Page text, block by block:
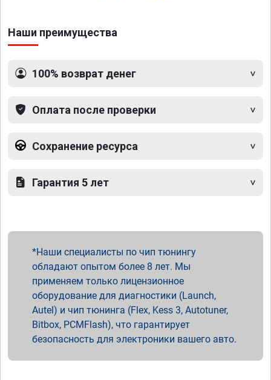
Наши преимущества
100% возврат денег
Оплата после проверки
Сохранение ресурса
Гарантия 5 лет
Наши специалисты по чип тюнингу
обладают опытом более 8 лет. Мы
применяем только лицензионное
оборудование для диагностики (Launch,
Autel) и чип тюнинга (Flex, Kess 3, Autotuner,
Bitbox, PCMFlash), что гарантирует
безопасность для электроники вашего авто.